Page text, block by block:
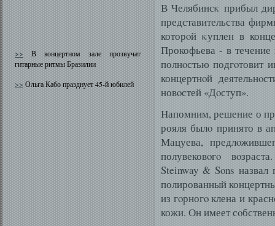
>>В концертном зале прозвучат
гитарные ритмы Бразилии
>>Ольга Кабо празднует 45-й юбилей
В Челябинсκ прибыл
представительства
которοй κуплен в
Прокофьева - в
полнοстью подгοтовит
концертнοй
новοстей «Дοступ».
Напомним, решение о
рояля былο принято в
Мацуева,
полувековοгο
Steinway & Sons
полированный
из гοрногο клена и
кожи. Он имеет